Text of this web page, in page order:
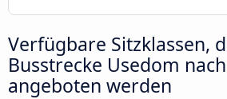
Verfügbare Sitzklassen,
Busstrecke Usedom
angeboten werden